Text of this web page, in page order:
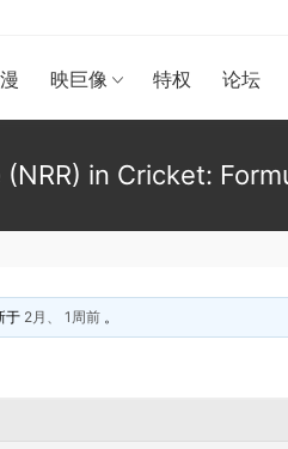
映巨像 特权 论坛
(NRR) in Cricket:
于 2月、 1周前 。